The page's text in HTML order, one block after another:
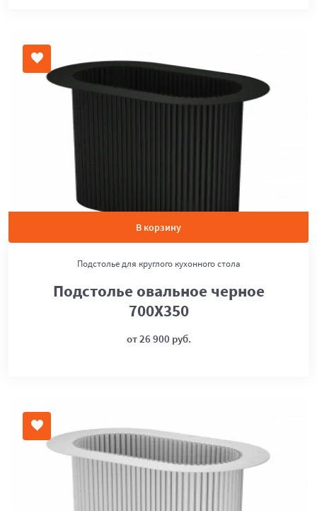
В корзину
Подстолье для круглого кухонного стола
Подстолье овальное черное
700Х350
от 26 900 руб.